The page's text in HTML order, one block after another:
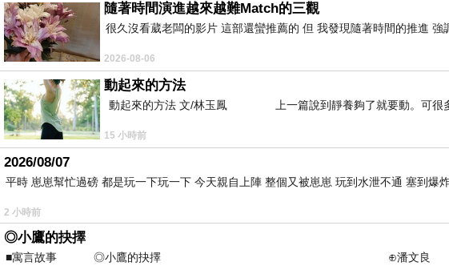
隨著時間演進越來越難Match的三觀
很久沒看葳老闆的影片 這部還蠻推薦的 但 我發現隨著時間的推進
2026-08-06
動起來的方法
動起來的方法 文/林玉鳳 上一篇說到靜養夠了就要動。可很
15 小時前
2026/08/07
平時 崽崽幫忙過磅 都是玩一下玩一下 今天親自上陣 整個又被崽崽 玩到水泄不通 塞到
2 小時前
◎小鷹的抉擇
■寓言故事 ◎小鷹的抉擇 ⊕潘文良 在壁立千仞的